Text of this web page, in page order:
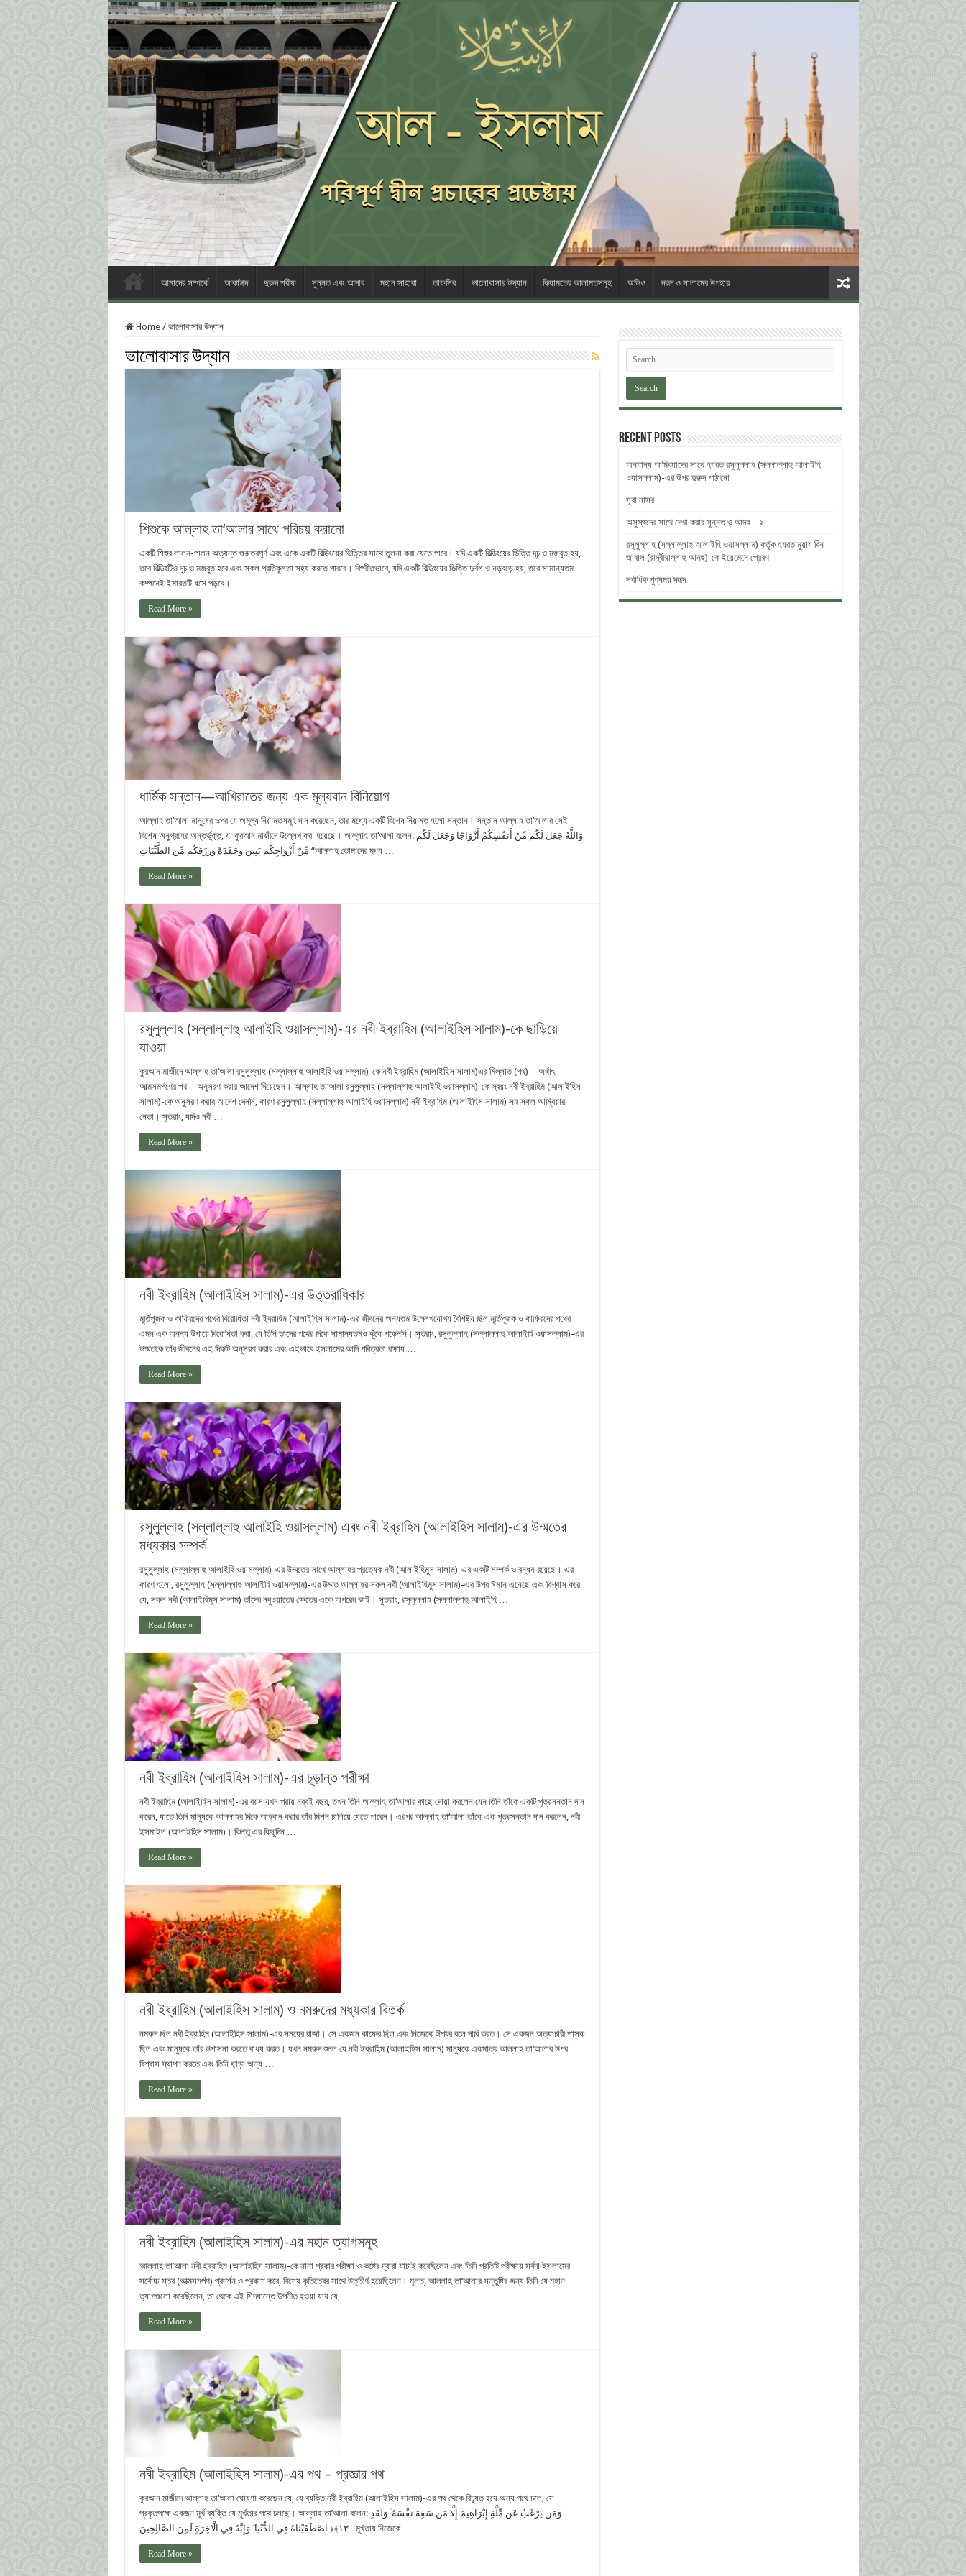
আমাদের সম্পর্কে আকাঈদ দুরুদ শরীফ সুন্নত এবং আদাব মহান সাহাবা তাফসির ভালোবাসার ‎উদ্যান কিয়ামতের আলামতসমূহ অডিও দরূদ ও সালামের উপহার
Home / ভালোবাসার ‎উদ্যান
ভালোবাসার ‎উদ্যান
শিশুকে আল্লাহ তা‘আলার সাথে পরিচয় করানো
একটি শিশুর লালন-পালন অত্যন্ত গুরুত্বপূর্ণ এবং একে একটি বিল্ডিংয়ের ভিত্তির সাথে তুলনা করা যেতে পারে। যদি একটি বিল্ডিংয়ের ভিত্তি দৃঢ় ও মজবুত হয়,
তবে বিল্ডিংটিও দৃঢ় ও মজবুত হবে এবং সকল প্রতিকূলতা সহ্য করতে পারবে। বিপরীতভাবে, যদি একটি বিল্ডিংয়ের ভিত্তি দুর্বল ও নড়বড়ে হয়, তবে সামান্যতম
কম্পনেই ইমারতটি ধসে পড়বে। …
Read More »
ধার্মিক সন্তান—আখিরাতের জন্য এক মূল্যবান ‎বিনিয়োগ
আল্লাহ তা‘আলা মানুষের ওপর যে অমূল্য নিয়ামতসমূহ দান করেছেন, তার মধ্যে একটি বিশেষ নিয়ামত হলো সন্তান। সন্তান আল্লাহ তা‘আলার সেই
বিশেষ অনুগ্রহের অন্তর্ভুক্ত, যা কুরআন মাজীদে উল্লেখ করা হয়েছে। আল্লাহ তা‘আলা বলেন: وَاللَّهُ جَعَلَ لَكُم مِّنْ أَنفُسِكُمْ أَزْوَاجًا وَجَعَلَ لَكُم
مِّنْ أَزْوَاجِكُم بَنِينَ وَحَفَدَةً وَرَزَقَكُم مِّنَ الطَّيِّبَاتِ “আল্লাহ তোমাদের মধ্য …
Read More »
রসুলুল্লাহ (সল্লাল্লাহু আলাইহি ওয়াসল্লাম)-এর নবী ইব্রাহিম (আলাইহিস সালাম)-কে ছাড়িয়ে
যাওয়া
কুরআন মাজীদে আল্লাহ তা‘আলা রসুলুল্লাহ (সল্লাল্লাহু আলাইহি ওয়াসল্লাম)-কে নবী ইব্রাহিম (আলাইহিস সালাম)এর মিল্লাত (পথ)—অর্থাৎ
আত্মসমর্পণের পথ—অনুসরণ করার আদেশ দিয়েছেন। আল্লাহ তা‘আলা রসুলুল্লাহ (সল্লাল্লাহু আলাইহি ওয়াসল্লাম)-কে স্বয়ং নবী ইব্রাহিম (আলাইহিস
সালাম)-কে অনুসরণ করার আদেশ দেননি, কারণ রসুলুল্লাহ (সল্লাল্লাহু আলাইহি ওয়াসল্লাম) নবী ইব্রাহিম (আলাইহিস সালাম) সহ সকল আম্বিয়ার
নেতা। সুতরাং, যদিও নবী …
Read More »
নবী ইব্রাহিম (আলাইহিস সালাম)-এর উত্তরাধিকার
মূর্তিপূজক ও কাফিরদের পথের বিরোধিতা নবী ইব্রাহিম (আলাইহিস সালাম)-এর জীবনের অন্যতম উল্লেখযোগ্য বৈশিষ্ট্য ছিল মূর্তিপূজক ও কাফিরদের পথের
এমন এক অনন্য উপায়ে বিরোধিতা করা, যে তিনি তাদের পথের দিকে সামান্যতমও ঝুঁকে পড়েননি। সুতরাং, রসুলুল্লাহ (সল্লাল্লাহু আলাইহি ওয়াসল্লাম)-এর
উম্মতকে তাঁর জীবনের এই দিকটি অনুসরণ করার এবং এইভাবে ইসলামের আদি পবিত্রতা রক্ষায় …
Read More »
রসুলুল্লাহ (সল্লাল্লাহু আলাইহি ওয়াসল্লাম) এবং নবী ইব্রাহিম (আলাইহিস সালাম)-এর উম্মতের
মধ্যকার সম্পর্ক
রসুলুল্লাহ (সল্লাল্লাহু আলাইহি ওয়াসল্লাম)-এর উম্মতের সাথে আল্লাহর প্রত্যেক নবী (আলাইহিমুস সালাম)-এর একটি সম্পর্ক ও বন্ধন রয়েছে। এর
কারণ হলো, রসুলুল্লাহ (সল্লাল্লাহু আলাইহি ওয়াসল্লাম)-এর উম্মত আল্লাহর সকল নবী (আলাইহিমুস সালাম)-এর উপর ঈমান এনেছে এবং বিশ্বাস করে
যে, সকল নবী (আলাইহিমুস সালাম) তাঁদের নবুওয়াতের ক্ষেত্রে একে অপরের ভাই। সুতরাং, রসুলুল্লাহ (সল্লাল্লাহু আলাইহি …
Read More »
নবী ইব্রাহিম (আলাইহিস সালাম)-এর চূড়ান্ত পরীক্ষা
নবী ইব্রাহিম (আলাইহিস সালাম)-এর বয়স যখন প্রায় নব্বই বছর, তখন তিনি আল্লাহ তা‘আলার কাছে দোয়া করলেন যেন তিনি তাঁকে একটি পুত্রসন্তান দান
করেন, যাতে তিনি মানুষকে আল্লাহর দিকে আহ্বান করার তাঁর মিশন চালিয়ে যেতে পারেন। এরপর আল্লাহ তা‘আলা তাঁকে এক পুত্রসন্তান দান করলেন, নবী
ইসমাইল (আলাইহিস সালাম)। কিন্তু এর কিছুদিন …
Read More »
নবী ইব্রাহিম (আলাইহিস সালাম) ও নমরুদের মধ্যকার বিতর্ক
নমরুদ ছিল নবী ইব্রাহিম (আলাইহিস সালাম)-এর সময়ের রাজা। সে একজন কাফের ছিল এবং নিজেকে ঈশ্বর বলে দাবি করত। সে একজন অত্যাচারী শাসক
ছিল এবং মানুষকে তাঁর উপাসনা করতে বাধ্য করত। যখন নমরুদ শুনল যে নবী ইব্রাহিম (আলাইহিস সালাম) মানুষকে একমাত্র আল্লাহ তা‘আলার উপর
বিশ্বাস স্থাপন করতে এবং তিনি ছাড়া অন্য …
Read More »
নবী ইব্রাহিম (আলাইহিস সালাম)-এর মহান ত্যাগসমূহ
আল্লাহ তা’আলা নবী ইব্রাহিম (আলাইহিস সালাম)-কে নানা প্রকার পরীক্ষা ও কষ্টের দ্বারা যাচাই করেছিলেন এবং তিনি প্রতিটি পরীক্ষায় সর্বদা ইসলামের
সর্বোচ্চ স্তর (আত্মসমর্পণ) প্রদর্শন ও প্রকাশ করে, বিশেষ কৃতিত্বের সাথে উত্তীর্ণ হয়েছিলেন। মূলত, আল্লাহ তা‘আলার সন্তুষ্টির জন্য তিনি যে মহান
ত্যাগগুলো করেছিলেন, তা থেকে এই সিদ্ধান্তে উপনীত হওয়া যায় যে, …
Read More »
নবী ইব্রাহিম (আলাইহিস সালাম)-এর পথ – প্রজ্ঞার পথ
কুরআন মাজীদে আল্লাহ তা‘আলা ঘোষণা করেছেন যে, যে ব্যক্তি নবী ইব্রাহিম (আলাইহিস সালাম)-এর পথ থেকে বিচ্যুত হয়ে অন্য পথে চলে, সে
প্রকৃতপক্ষে একজন মূর্খ ব্যক্তি যে মূর্খতার পথে চলছে। আল্লাহ তা’আলা বলেন: وَمَن يَرْغَبُ عَن مِّلَّةِ إِبْرَاهِيمَ إِلَّا مَن سَفِهَ نَفْسَهُ ۚ وَلَقَدِ
اصْطَفَيْنَاهُ فِي الدُّنْيَا ۖ وَإِنَّهُ فِي الْآخِرَةِ لَمِنَ الصَّالِحِينَ ‎﴿١٣٠﴾‏ মূর্খতায় নিজেকে …
Read More »
Recent Posts
অন্যান্য আম্বিয়াদের সাথে হযরত রসুলুল্লাহ (সল্লাল্লাহু ‎আলাইহি
ওয়াসল্লাম)-এর উপর দুরুদ ‎পাঠানো
সূরা নাসর
অসুস্থদের সাথে দেখা করার সুন্নত ও আদব – ২
রসূলুল্লাহ (সল্লাল্লাহু আলাইহি ওয়াসল্লাম) কর্তৃক হযরত মুয়ায বিন
জাবাল (রাদ্বীয়াল্লাহু আনহু)-কে ইয়েমেনে প্রেরণ
সর্বাধিক পুণ্যময় দরূদ